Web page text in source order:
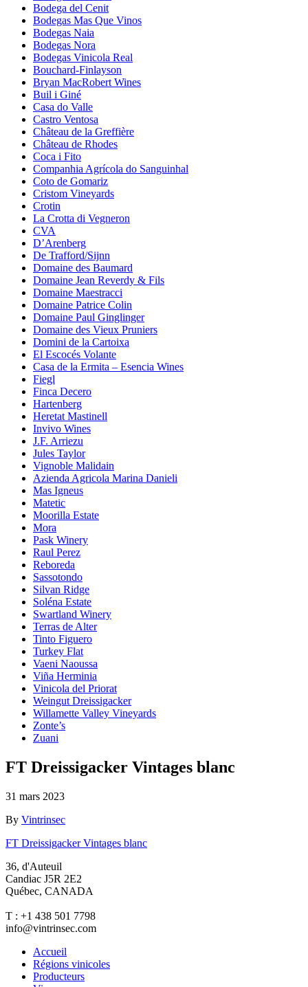
Bodega del Cenit
Bodegas Mas Que Vinos
Bodegas Naia
Bodegas Nora
Bodegas Vinicola Real
Bouchard-Finlayson
Bryan MacRobert Wines
Buil i Giné
Casa do Valle
Castro Ventosa
Château de la Greffière
Château de Rhodes
Coca i Fito
Companhia Agrícola do Sanguinhal
Coto de Gomariz
Cristom Vineyards
Crotin
La Crotta di Vegneron
CVA
D’Arenberg
De Trafford/Sijnn
Domaine des Baumard
Domaine Jean Reverdy & Fils
Domaine Maestracci
Domaine Patrice Colin
Domaine Paul Ginglinger
Domaine des Vieux Pruniers
Domini de la Cartoixa
El Escocés Volante
Casa de la Ermita – Esencia Wines
Fiegl
Finca Decero
Hartenberg
Heretat Mastinell
Invivo Wines
J.F. Arriezu
Jules Taylor
Vignoble Malidain
Azienda Agricola Marina Danieli
Mas Igneus
Matetic
Moorilla Estate
Mora
Pask Winery
Raul Perez
Reboreda
Sassotondo
Silvan Ridge
Soléna Estate
Swartland Winery
Terras de Alter
Tinto Figuero
Turkey Flat
Vaeni Naoussa
Viña Herminia
Vinicola del Priorat
Weingut Dreissigacker
Willamette Valley Vineyards
Zonte’s
Zuani
FT Dreissigacker Vintages blanc
31 mars 2023
By Vintrinsec
FT Dreissigacker Vintages blanc
36, d'Auteuil
Candiac J5R 2E2
Québec, CANADA
T : +1 438 501 7798
info@vintrinsec.com
Accueil
Régions vinicoles
Producteurs